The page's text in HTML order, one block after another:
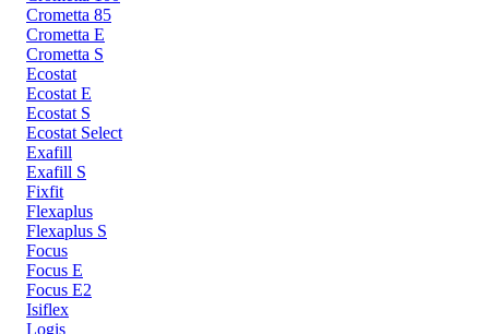
Crometta 85
Crometta E
Crometta S
Ecostat
Ecostat E
Ecostat S
Ecostat Select
Exafill
Exafill S
Fixfit
Flexaplus
Flexaplus S
Focus
Focus E
Focus E2
Isiflex
Logis